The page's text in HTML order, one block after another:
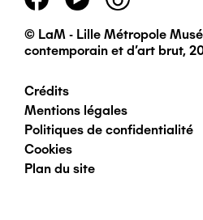
principal
© LaM - Lille Métropole
contemporain et d'art brut,
Pied
de
page
Crédits
Mentions légales
Politiques de confidentialité
Cookies
Plan du site